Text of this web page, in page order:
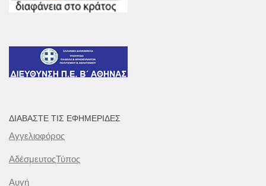
ΔΙΑΒΆΣΤΕ ΤΙΣ ΕΦΗΜΕΡΊΔΕΣ
Αγγελιοφόρος
ΑδέσμευτοςΤύπος
Αυγή